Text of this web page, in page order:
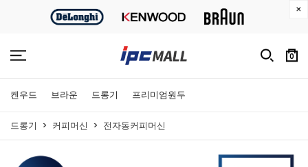
0
켄우드 브라운 드롱기 프리미엄원두
드롱기 커피머신 전자동커피머신